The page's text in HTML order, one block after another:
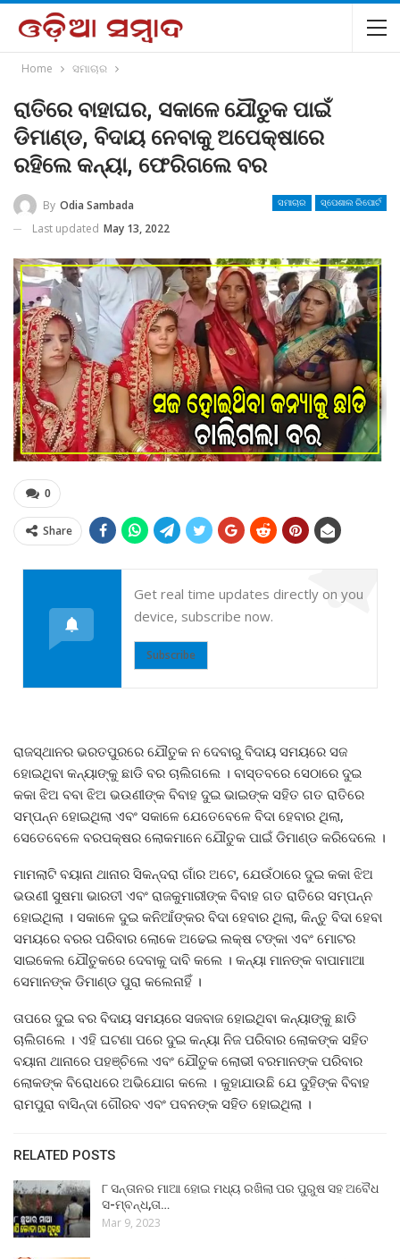
Home ସମାଚାର
ରାତିରେ ବାହାଘର, ସକାଳେ ଯୌତୁକ ପାଇଁ
ଡିମାଣ୍ଡ, ବିଦାୟ ନେବାକୁ ଅପେକ୍ଷାରେ
ରହିଲେ କନ୍ୟା, ଫେରିଗଲେ ବର
ସମାଚାର ସ୍ପେଶାଲ ରିପୋର୍ଟ
By Odia Sambada
Last updated May 13, 2022
0
Share
Get real time updates directly on you
device, subscribe now.
Subscribe
ରାଜସ୍ଥାନର ଭରତପୁରରେ ଯୌତୁକ ନ ଦେବାରୁ ବିଦାୟ ସମୟରେ ସଜ
ହୋଇଥିବା କନ୍ୟାଙ୍କୁ ଛାଡି ବର ଚାଲିଗଲେ । ବାସ୍ତବରେ ସେଠାରେ ଦୁଇ
କକା ଝିଅ ବବା ଝିଅ ଭଉଣୀଙ୍କ ବିବାହ ଦୁଇ ଭାଇଙ୍କ ସହିତ ଗତ ରାତିରେ
ସମ୍ପନ୍ନ ହୋଇଥିଲା ଏବଂ ସକାଳେ ଯେତେବେଳେ ବିଦା ହେବାର ଥିଲା,
ସେତେବେଳେ ବରପକ୍ଷର ଲୋକମାନେ ଯୌତୁକ ପାଇଁ ଡିମାଣ୍ଡ କରିଦେଲେ ।
ମାମଲାଟି ବୟାନା ଥାନାର ସିକନ୍ଦରା ଗାଁର ଅଟେ, ଯେଉଁଠାରେ ଦୁଇ କକା ଝିଅ
ଭଉଣୀ ସୁଷମା ଭାରତୀ ଏବଂ ରାଜକୁମାରୀଙ୍କ ବିବାହ ଗତ ରାତିରେ ସମ୍ପନ୍ନ
ହୋଇଥିଲା । ସକାଳେ ଦୁଇ କନିଆଁଙ୍କର ବିଦା ହେବାର ଥିଲା, କିନ୍ତୁ ବିଦା ହେବା
ସମୟରେ ବରର ପରିବାର ଲୋକେ ଅଢେଇ ଲକ୍ଷ ଟଙ୍କା ଏବଂ ମୋଟର
ସାଇକେଲ ଯୌତୁକରେ ଦେବାକୁ ଦାବି କଲେ । କନ୍ୟା ମାନଙ୍କ ବାପାମାଆ
ସେମାନଙ୍କ ଡିମାଣ୍ଡ ପୁରା କଲେନାହିଁ ।
ତାପରେ ଦୁଇ ବର ବିଦାୟ ସମୟରେ ସଜବାଜ ହୋଇଥିବା କନ୍ୟାଙ୍କୁ ଛାଡି
ଚାଲିଗଲେ । ଏହି ଘଟଣା ପରେ ଦୁଇ କନ୍ୟା ନିଜ ପରିବାର ଲୋକଙ୍କ ସହିତ
ବୟାନା ଥାନାରେ ପହଞ୍ଚିଲେ ଏବଂ ଯୌତୁକ ଲୋଭୀ ବରମାନଙ୍କ ପରିବାର
ଲୋକଙ୍କ ବିରୋଧରେ ଅଭିଯୋଗ କଲେ । କୁହାଯାଉଛି ଯେ ଦୁହିଙ୍କ ବିବାହ
ରାମପୁରା ବାସିନ୍ଦା ଗୌରବ ଏବଂ ପବନଙ୍କ ସହିତ ହୋଇଥିଲା ।
RELATED POSTS
୮ ସନ୍ତାନର ମାଆ ହୋଇ ମଧ୍ୟ ରଖିଲା ପର ପୁରୁଷ ସହ ଅବୈଧ
ସ-ମ୍ବନ୍ଧ,ତା…
Mar 9, 2023